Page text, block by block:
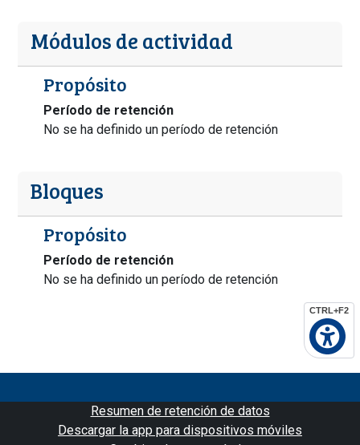
CTRL+F2
Módulos de actividad
Propósito
Período de retención
No se ha definido un período de retención
Bloques
Propósito
Período de retención
No se ha definido un período de retención
Resumen de retención de datos
Descargar la app para dispositivos móviles